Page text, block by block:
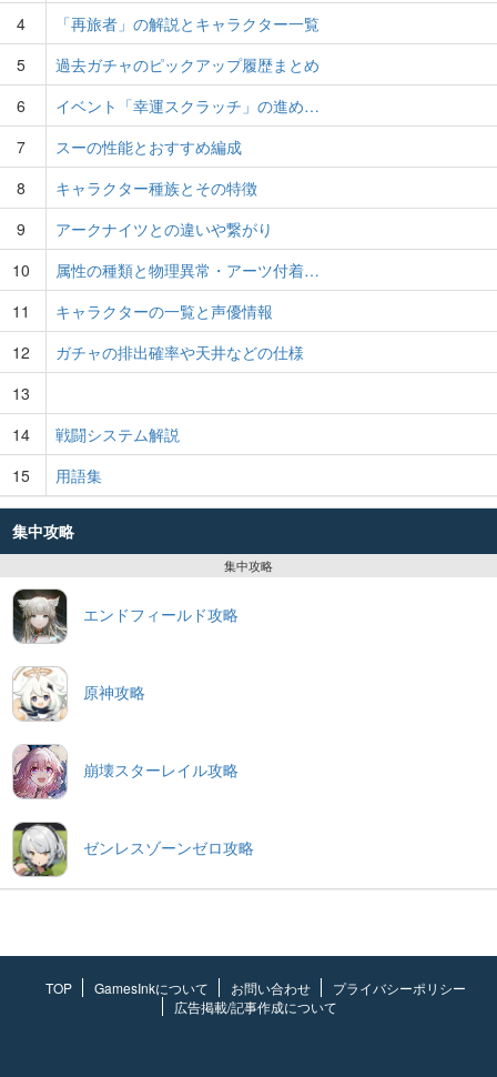
4
「再旅者」の解説とキャラクター一覧
5
過去ガチャのピックアップ履歴まとめ
6
イベント「幸運スクラッチ」の進め…
7
スーの性能とおすすめ編成
8
キャラクター種族とその特徴
9
アークナイツとの違いや繋がり
10
属性の種類と物理異常・アーツ付着…
11
キャラクターの一覧と声優情報
12
ガチャの排出確率や天井などの仕様
13
14
戦闘システム解説
15
用語集
集中攻略
集中攻略
エンドフィールド攻略
原神攻略
崩壊スターレイル攻略
ゼンレスゾーンゼロ攻略
TOP GamesInkについて お問い合わせ
プライバシーポリシー
広告掲載/記事作成について